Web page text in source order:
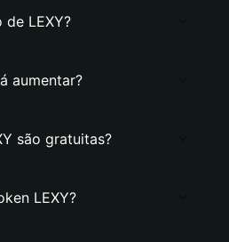
LEXY?
aumentar?
são gratuitas?
LEXY?